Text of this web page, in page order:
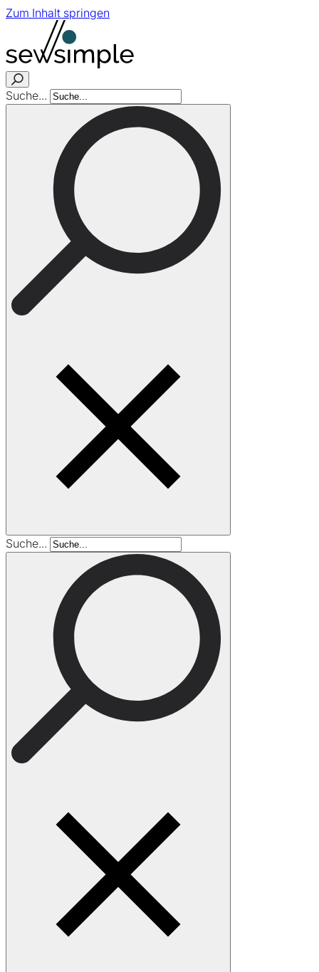
Zum Inhalt springen
Suche...
Suche...